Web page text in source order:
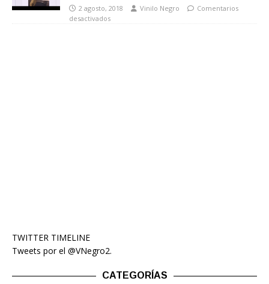
2 agosto, 2018 Vinilo Negro
Comentarios
desactivados
TWITTER TIMELINE
Tweets por el @VNegro2.
CATEGORÍAS